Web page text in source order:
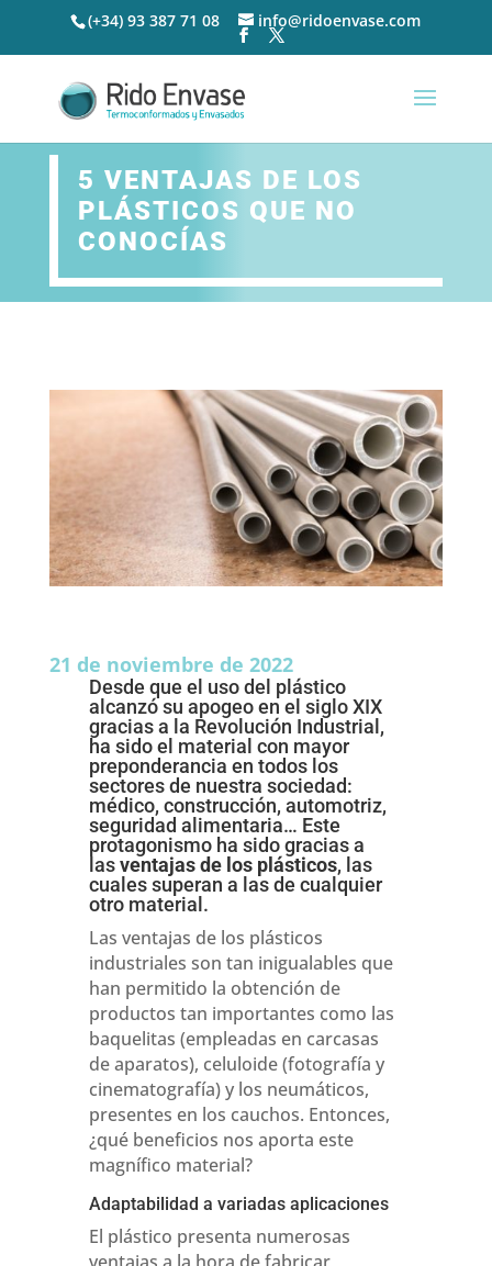
(+34) 93 387 71 08 info@ridoenvase.com
5 VENTAJAS DE LOS
PLÁSTICOS QUE NO
CONOCÍAS
21 de noviembre de 2022
Desde que el uso del plástico
alcanzó su apogeo en el siglo XIX
gracias a la Revolución Industrial,
ha sido el material con mayor
preponderancia en todos los
sectores de nuestra sociedad:
médico, construcción, automotriz,
seguridad alimentaria… Este
protagonismo ha sido gracias a
lasventajas de los plásticos, las
cuales superan a las de cualquier
otro material.
Las ventajas de los plásticos
industriales son tan inigualables que
han permitido la obtención de
productos tan importantes como las
baquelitas (empleadas en carcasas
de aparatos), celuloide (fotografía y
cinematografía) y los neumáticos,
presentes en los cauchos. Entonces,
¿qué beneficios nos aporta este
magnífico material?
Adaptabilidad a variadas aplicaciones
El plástico presenta numerosas